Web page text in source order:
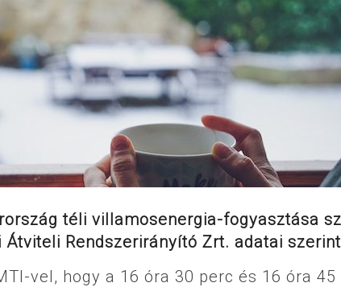
téli villamosenergia-fogyasztása
Rendszerirányító Zrt. adatai
vel, hogy a 16 óra 30 perc és 16 óra